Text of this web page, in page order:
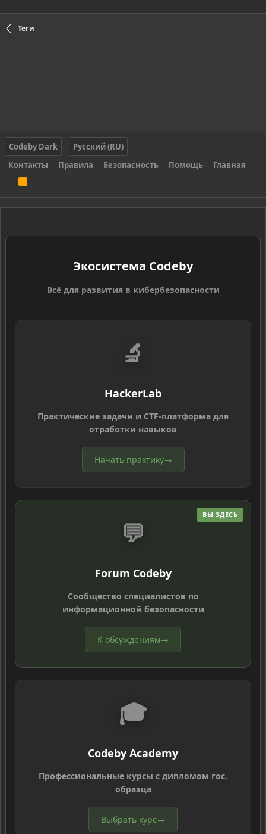
Теги
Codeby Dark
Русский (RU)
Контакты
Правила Безопасность Помощь Главная
S
Экосистема Codeby
Всё для развития в кибербезопасности
🔬
HackerLab
Практические задачи и CTF-платформа для
отработки навыков
Начать практику→
ВЫ ЗДЕСЬ
💬
Forum Codeby
Сообщество специалистов по
информационной безопасности
К обсуждениям→
🎓
Codeby Academy
Профессиональные курсы с дипломом гос.
образца
Выбрать курс→